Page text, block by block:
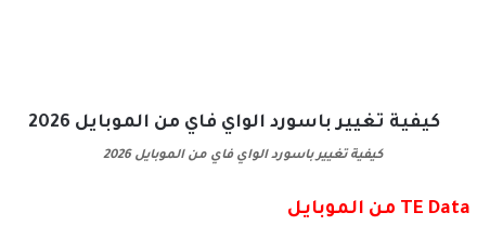
كيفية تغيير باسورد الواي فاي من الموبايل 2026